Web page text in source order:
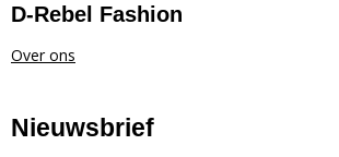
D-Rebel Fashion
Over ons
Nieuwsbrief